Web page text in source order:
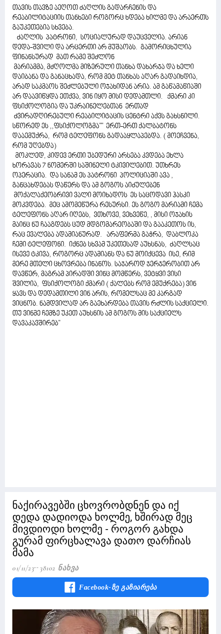
თავის თავზე აეღოთ ძაღლის გადარჩენის და
რეაბილიტაციის თანხები როგორც ხდება ხილმე და არაერთს
გაუკეთებია სხვება.
ძაღლის პატრონი, სოციალურად დაუცველია. არიან
დედა-შვილი და არცერთი არ მუშაობს. გამორიცხულია
ფინანსურად მათ რამე შეძლონ
მარიამმა, მძღოლმა მიზერული თანხა დახარჯა და ხელი
დაიბანა და განაცხადა, რომ მეტ თანხას აღარ გადაიხდია,
არად საკმაოს შეძლებული ოჯახიდან არია. ამ გაწამაწიაში
არ დაავიწყდა ეთქვა, ვინ იყო მისი დედამთლი. ქმარი კი
ფსიქოლოგია და უკრაინელებთან ერთად
ძვირადღირებული რეაბილიტაცის ცენტრი აქვს გახსნილი.
სწორედ ეს ,,ფსიქოლოგმა"" ერთ-ერთ ქალბატონს
დააემუქრა, რომ ტელეფონს გადააყლაპებდა. ( მოეჩვენა,
რომ უღებდა)
მოკლედ, კიდევ ერთი უბედური არსება კვდება ეხლა
ხორავას 7 ნომერში საშინელი ტკივილებით. უთხრეს
ოპერაცია. და სანამ ეს პატრონი პოლიციაში ავა ,
განცახდებას დაწერს და ამ გოგოს აიძულებენ
მოქალაქეობრივი ვალი მოიხადოს ეს საცოდავი ჰასკი
მოკვდება. მეც ამომეწურა რესურსი. ეს გოგო მარიამი ჩემა
ტელეფონს აღარ იღებს, ვთხოვე, ვეხვეწე, , მისი ოჯახის
მაინც ნუ ჩააგდებს ცუდ მდგომარეობაში და გააკეთოს ის,
რაც ევალება ადამიანურად. არაფერმა გაჭრა, დაბლოკა
ჩემი ტელეფონი. იქნებ სხვამ უკეთესად აუხსნას, ძაღლსაც
ისევე ტკივა, როგორც ადამიანს და ნუ მოიქცევა ისე, რიმ
მერე მთელი ცხოვრება ინანოს. საჯაროდ ჯერჯერობით არ
დავწერ, მაგრამ პირადში ვინც მომწერს, ვეტყვი ვისი
შვილია, ფსიქოლოგი ქმარი ( ქალებს რომ ემუქრება) ვინ
ყავს და დედამთილი ვინ არის, რომელსაც მე კარგად
ვიცნობ. ნამდვილად არ გაეხარდება თავის რძლის საქციელი.
თუ ვინმე ჩემზე უკეთ აუხსნის ამ გოგოს მის საქციელს
დავაკავშირებ"
ნაქირავებში ცხოვრობდნენ და იქ
დედა დადიოდა ხოლმე, ხშირად მეც
მივდიოდი ხოლმე - როგორ გახდა
გურამ ფირცხალავა დათო დარჩიას
მამა
01/11/23 38102 Ნახვა
Facebook-Ზე Გაზიარება